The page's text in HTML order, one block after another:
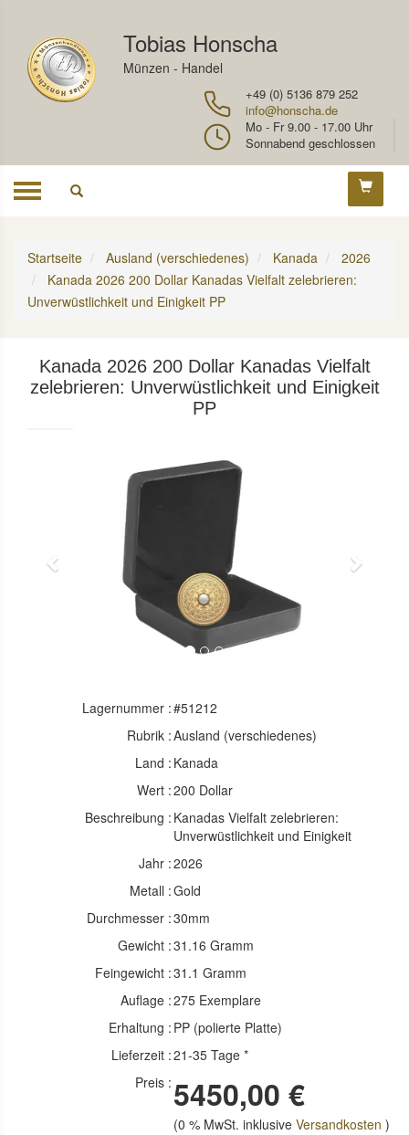
Tobias Honscha
Münzen - Handel
+49 (0) 5136 879 252
info@honscha.de
Mo - Fr 9.00 - 17.00 Uhr
Sonnabend geschlossen
Toggle
Startseite Ausland (verschiedenes) Kanada
2026
Kanada 2026 200 Dollar Kanadas Vielfalt zelebrieren:
Unverwüstlichkeit und Einigkeit PP
Kanada 2026 200 Dollar Kanadas Vielfalt
zelebrieren: Unverwüstlichkeit und Einigkeit
PP
Previous Next
Lagernummer :#51212
Rubrik :Ausland (verschiedenes)
Land : Kanada
Wert :200 Dollar
Beschreibung : Kanadas Vielfalt zelebrieren:
Unverwüstlichkeit und Einigkeit
Jahr :2026
Metall :Gold
Durchmesser :30mm
Gewicht :31.16 Gramm
Feingewicht :31.1 Gramm
Auflage :275 Exemplare
Erhaltung : PP (polierte Platte)
Lieferzeit :21-35 Tage *
Preis : 5450,00 €
(0 % MwSt. inklusiveVersandkosten )